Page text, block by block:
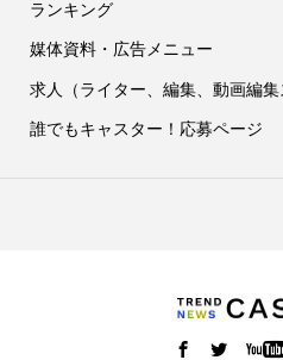
ランキング
媒体資料・広告メニュー
求人（ライター、編集、動画編集
誰でもキャスター！応募ページ